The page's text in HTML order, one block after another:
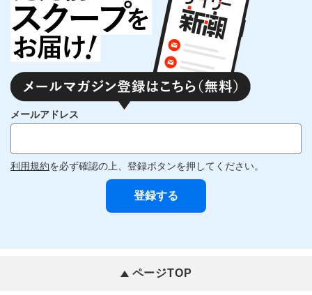
メールアドレス
利用規約を必ず確認の上、登録ボタンを押してください。
ページTOP